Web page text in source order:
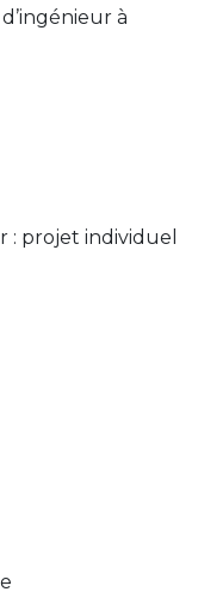
à
: projet individuel